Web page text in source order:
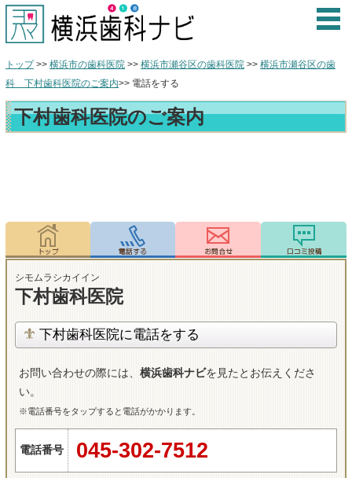
トップ>> 横浜市の歯科医院 >> 横浜市瀬谷区の歯科医院 >> 横浜市瀬谷区の歯
科 下村歯科医院のご案内>> 電話をする
下村歯科医院のご案内
シモムラシカイイン
下村歯科医院
下村歯科医院に電話をする
お問い合わせの際には、 横浜歯科ナビを見たとお伝えくださ
い。
※電話番号をタップすると電話がかかります。
電話番号 045-302-7512